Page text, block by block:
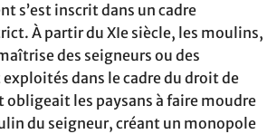
s’est inscrit dans un cadre
À partir du XIe siècle, les moulins,
des seigneurs ou des
dans le cadre du droit de
obligeait les paysans à faire moudre
du seigneur, créant un monopole